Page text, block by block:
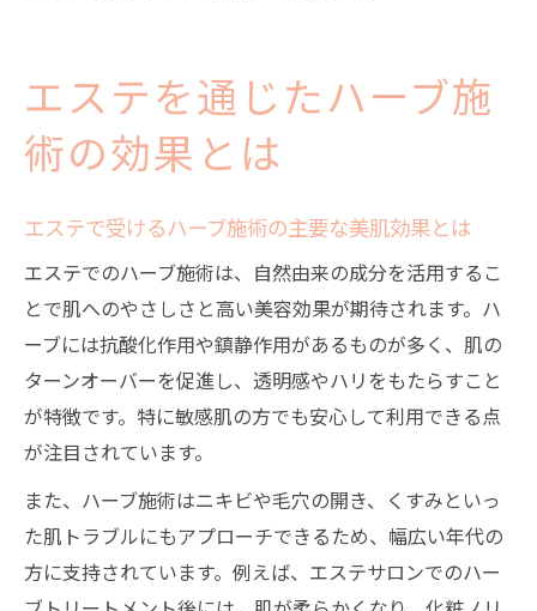
エステを通じたハーブ施
術の効果とは
エステで受けるハーブ施術の主要な美肌効果とは
エステでのハーブ施術は、自然由来の成分を活用するこ
とで肌へのやさしさと高い美容効果が期待されます。ハ
ーブには抗酸化作用や鎮静作用があるものが多く、肌の
ターンオーバーを促進し、透明感やハリをもたらすこと
が特徴です。特に敏感肌の方でも安心して利用できる点
が注目されています。
また、ハーブ施術はニキビや毛穴の開き、くすみといっ
た肌トラブルにもアプローチできるため、幅広い年代の
方に支持されています。例えば、エステサロンでのハー